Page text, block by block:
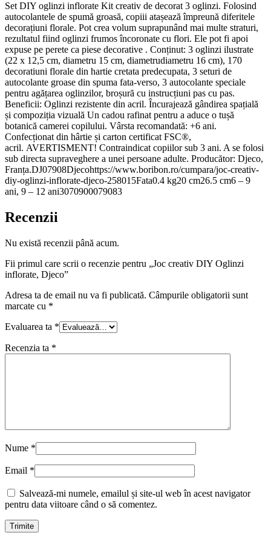
Set DIY oglinzi inflorate Kit creativ de decorat 3 oglinzi. Folosind
autocolantele de spumă groasă, copiii atașează împreună diferitele
decorațiuni florale. Pot crea volum suprapunând mai multe straturi,
rezultatul fiind oglinzi frumos încoronate cu flori. Ele pot fi apoi
expuse pe perete ca piese decorative . Conținut: 3 oglinzi ilustrate
(22 x 12,5 cm, diametru 15 cm, diametrudiametru 16 cm), 170
decoratiuni florale din hartie cretata predecupata, 3 seturi de
autocolante groase din spuma fata-verso, 3 autocolante speciale
pentru agățarea oglinzilor, broșură cu instrucțiuni pas cu pas.
Beneficii: Oglinzi rezistente din acril. Încurajează gândirea spațială
și compoziția vizuală Un cadou rafinat pentru a aduce o tușă
botanică camerei copilului. Vârsta recomandată: +6 ani.
Confecționat din hârtie și carton certificat FSC®,
acril. AVERTISMENT! Contraindicat copiilor sub 3 ani. A se folosi
sub directa supraveghere a unei persoane adulte. Producător: Djeco,
Franța.DJ07908Djecohttps://www.boribon.ro/cumpara/joc-creativ-
diy-oglinzi-inflorate-djeco-258015Fata0.4 kg20 cm26.5 cm6 – 9
ani, 9 – 12 ani3070900079083
Recenzii
Nu există recenzii până acum.
Fii primul care scrii o recenzie pentru „Joc creativ DIY Oglinzi
inflorate, Djeco”
Adresa ta de email nu va fi publicată. Câmpurile obligatorii sunt
marcate cu *
Evaluarea ta *
Recenzia ta *
Nume *
Email *
Salvează-mi numele, emailul și site-ul web în acest navigator
pentru data viitoare când o să comentez.